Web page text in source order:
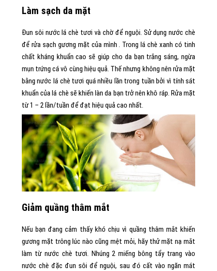
Làm sạch da mặt
Đun sôi nước lá chè tươi và chờ để nguội. Sử dụng nước chè
để rửa sạch gương mặt của mình . Trong lá chè xanh có tinh
chất kháng khuẩn cao sẽ giúp cho da bạn trắng sáng, ngừa
mụn trứng cá vô cùng hiệu quả. Thế nhưng không nên rửa mặt
bằng nước lá chè tươi quá nhiều lần trong tuần bởi vì tính sát
khuẩn của lá chè sẽ khiến làn da bạn trở nên khô ráp. Rửa mặt
từ 1 – 2 lần/tuần để đạt hiệu quả cao nhất.
Giảm quầng thâm mắt
Nếu bạn đang cảm thấy khó chịu vì quầng thâm mắt khiến
gương mặt trông lúc nào cũng mệt mỏi, hãy thử mặt nạ mắt
làm từ nước chè tươi. Nhúng 2 miếng bông tẩy trang vào
nước chè đặc đun sôi để nguội, sau đó cất vào ngăn mát